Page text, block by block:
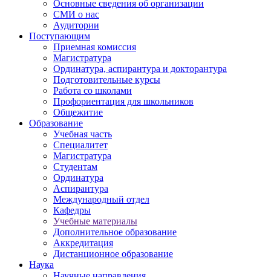
Основные сведения об организации
СМИ о нас
Аудитории
Поступающим
Приемная комиссия
Магистратура
Ординатура, аспирантура и докторантура
Подготовительные курсы
Работа со школами
Профориентация для школьников
Общежитие
Образование
Учебная часть
Специалитет
Магистратура
Студентам
Ординатура
Аспирантура
Международный отдел
Кафедры
Учебные материалы
Дополнительное образование
Аккредитация
Дистанционное образование
Наука